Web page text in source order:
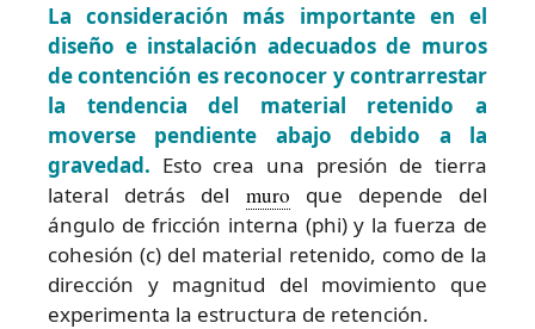
La consideración más importante en el
diseño e instalación adecuados de muros
de contención es reconocer y contrarrestar
la tendencia del material retenido a
moverse pendiente abajo debido a la
gravedad. Esto crea una presión de tierra
lateral detrás del muro que depende del
ángulo de fricción interna (phi) y la fuerza de
cohesión (c) del material retenido, como de la
dirección y magnitud del movimiento que
experimenta la estructura de retención.